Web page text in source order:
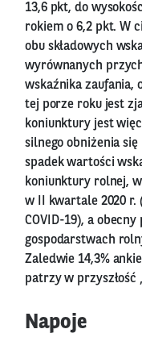
13,6 pkt, do
rokiem o 6,2 pkt. W
obu składowych
wyrównanych
wskaźnika zaufania,
tej porze roku jest
koniunktury jest
silnego obniżenia
spadek wartości
koniunktury rolnej,
w II kwartale 2020 r.
COVID-19), a
gospodarstwach
Zaledwie 14,3%
patrzy w przyszłość
Napoje